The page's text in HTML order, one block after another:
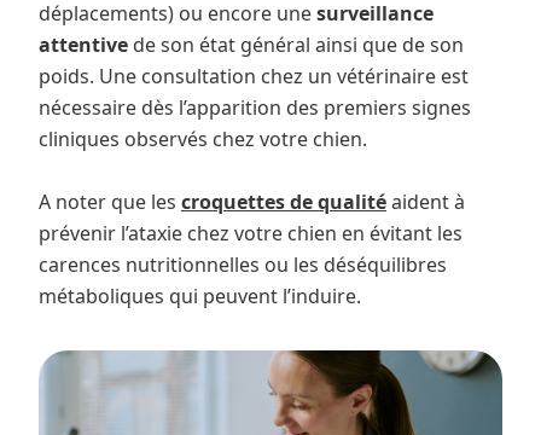
déplacements) ou encore unesurveillance
attentive de son état général ainsi que de son
poids. Une consultation chez un vétérinaire est
nécessaire dès l’apparition des premiers signes
cliniques observés chez votre chien.
A noter que les croquettes de qualitéaident à
prévenir l’ataxie chez votre chien en évitant les
carences nutritionnelles ou les déséquilibres
métaboliques qui peuvent l’induire.